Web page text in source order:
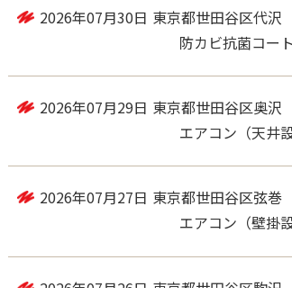
2026年07月30日 東京都世田谷区代沢
防カビ抗菌コー
2026年07月29日 東京都世田谷区奥沢
エアコン（天井
2026年07月27日 東京都世田谷区弦巻
エアコン（壁掛
2026年07月26日 東京都世田谷区駒沢